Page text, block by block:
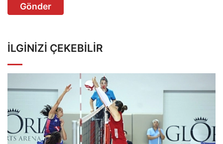
Gönder
İLGINIZI ÇEKEBILIR